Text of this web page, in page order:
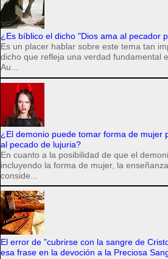
¿Es bíblico el dicho "Dios ama al pecador
Es un placer hablar sobre este tema tan
dicho que refleja una verdad fundamental
Au...
¿El demonio puede tomar forma de mujer
al pecado de lujuria?
En cuanto a la posibilidad de que el
incluyendo la forma de mujer, la
conside...
El error de "cubrirse con la sangre de
esa frase en la devoción a la Preciosa